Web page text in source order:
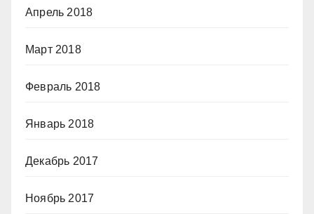
Апрель 2018
Март 2018
Февраль 2018
Январь 2018
Декабрь 2017
Ноябрь 2017